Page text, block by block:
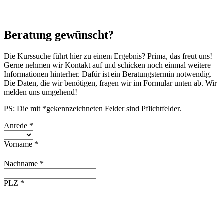
Beratung gewünscht?
Die Kurssuche führt hier zu einem Ergebnis? Prima, das freut uns!
Gerne nehmen wir Kontakt auf und schicken noch einmal weitere
Informationen hinterher. Dafür ist ein Beratungstermin notwendig.
Die Daten, die wir benötigen, fragen wir im Formular unten ab. Wir
melden uns umgehend!
PS: Die mit *gekennzeichneten Felder sind Pflichtfelder.
Anrede *
Vorname *
Nachname *
PLZ *